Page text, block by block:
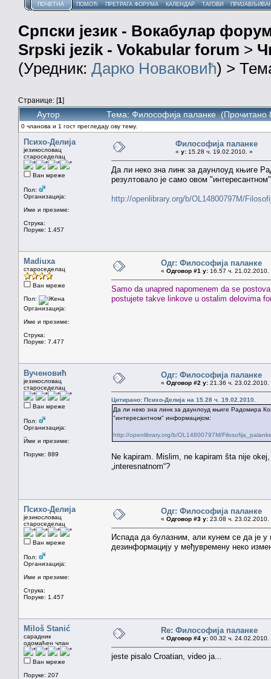
ПОЧЕТНА ПОМОЋ ПРЕТРАГА ФОРУМА КАЛЕНДАР ТАГОВИ
Српски језик - Вокабулар
Srpski jezik - Vokabular forum >
(Уредник: Дарко Новаковић) >
Странице: [1]
Аутор Тема: Философија паланке (Прочитано
0 чланова и 1 гост прегледају ову тему.
Психо-Делија
језикословац
староседелац
Ван мреже
Пол:
Организација:
Име и презиме:
Струка:
Поруке: 1.457
Философија паланке
« у: 15.28 ч. 19.02.2010. »
Да ли неко зна линк за даунлоуд књиге
резултовало је само овом
http://openlibrary.org/b/OL14800797M/
Madiuxa
староседелац
Ван мреже
Пол:
Организација:
Име и презиме:
Струка:
Поруке: 7.477
Одг: Философија паланке
« Одговор #1 у: 16.57 ч. 21.02.2010.
Samo da unapred napomenem da se
postujete takve linkove u ostalim delovima
Вученовић
језикословац
староседелац
Ван мреже
Пол:
Организација:
Име и презиме:
Поруке: 889
Одг: Философија паланке
« Одговор #2 у: 21.36 ч. 23.02.2010.
Цитирано: Психо-Делија на 15.28 ч. 19.02.2010.
Да ли неко зна линк за даунлоуд књиге Радомира
"интересантном" информацијом:
http://openlibrary.org/b/OL14800797M/
Ne kapiram. Mislim, ne kapiram šta nije
„interesnatnom“?
Психо-Делија
језикословац
староседелац
Ван мреже
Пол:
Организација:
Име и презиме:
Струка:
Поруке: 1.457
Одг: Философија паланке
« Одговор #3 у: 23.08 ч. 23.02.2010.
Испада да булазним, али кунем се да је у
дезинформацију у међувремену неко
Miloš Stanić
сарадник
одомаћен члан
Ван мреже
Поруке: 207
Re: Философија паланке
« Одговор #4 у: 00.32 ч. 24.02.2010.
jeste pisalo Croatian, video ja...